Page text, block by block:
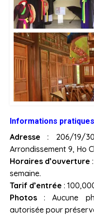
Informations pratiques
Adresse : 206/19/
Arrondissement 9, Ho
Horaires d’ouverture
semaine.
Tarif d’entrée :
Photos : Aucune
autorisée pour